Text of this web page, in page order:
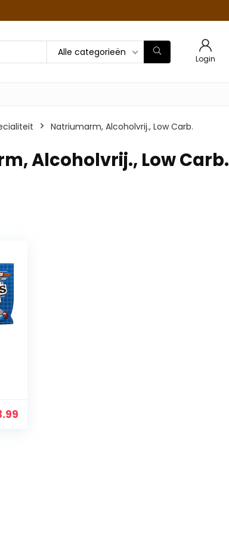
Alle categorieën
Login
‎Natriumarm, Alcoholvrij., Low Carb.
Alcoholvrij., Low Carb.